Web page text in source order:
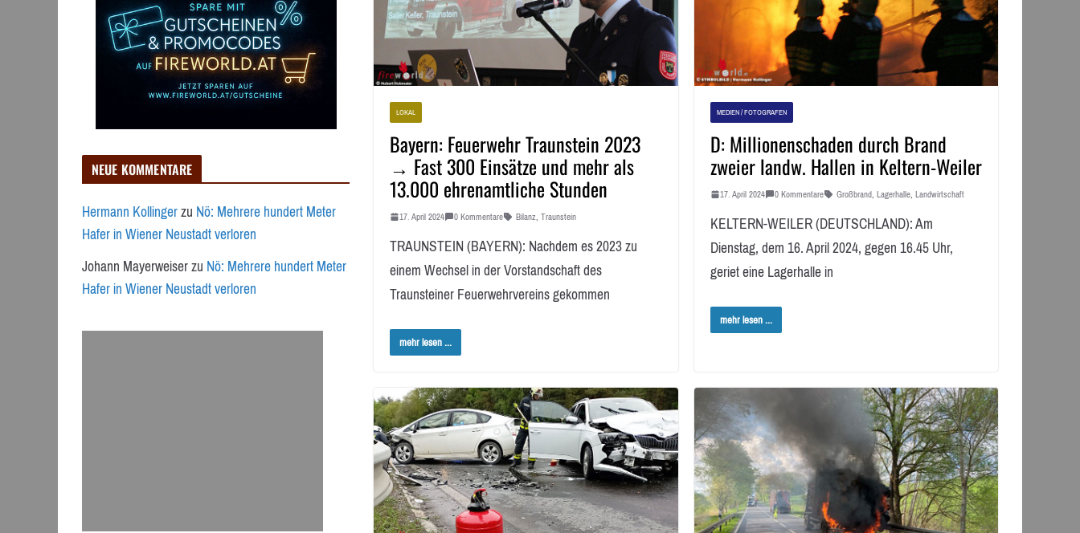
LOKAL
Bayern: Feuerwehr Traunstein 2023
→ Fast 300 Einsätze und mehr als
13.000 ehrenamtliche Stunden
17. April 2024 0 Kommentare Bilanz, Traunstein
TRAUNSTEIN (BAYERN): Nachdem es 2023 zu
einem Wechsel in der Vorstandschaft des
Traunsteiner Feuerwehrvereins gekommen
mehr lesen ...
MEDIEN / FOTOGRAFEN
D: Millionenschaden durch Brand
zweier landw. Hallen in Keltern-Weiler
17. April 2024 0 Kommentare Großbrand, Lagerhalle, Landwirtschaft
KELTERN-WEILER (DEUTSCHLAND): Am
Dienstag, dem 16. April 2024, gegen 16.45 Uhr,
geriet eine Lagerhalle in
mehr lesen ...
NEUE KOMMENTARE
Hermann KollingerzuNö: Mehrere hundert Meter
Hafer in Wiener Neustadt verloren
Johann MayerweiserzuNö: Mehrere hundert Meter
Hafer in Wiener Neustadt verloren